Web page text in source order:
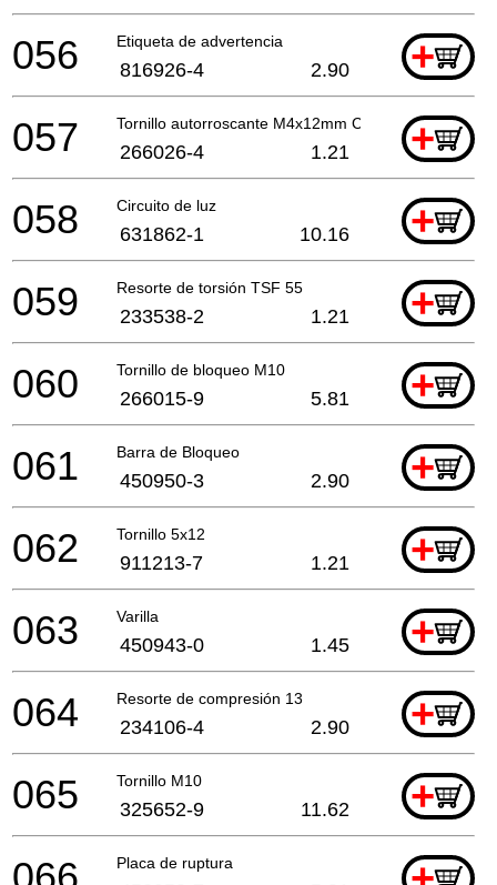
Etiqueta de advertencia +
056 816926-4 2.90
Tornillo autorroscante M4x12mm Ck +
057 266026-4 1.21
Circuito de luz +
058 631862-1 10.16
Resorte de torsión TSF 55 +
059 233538-2 1.21
Tornillo de bloqueo M10 +
060 266015-9 5.81
Barra de Bloqueo +
061 450950-3 2.90
Tornillo 5x12 +
062 911213-7 1.21
Varilla +
063 450943-0 1.45
Resorte de compresión 13 +
064 234106-4 2.90
Tornillo M10 +
065 325652-9 11.62
Placa de ruptura